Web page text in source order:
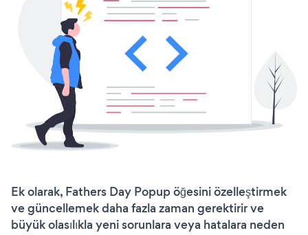
Ek olarak, Fathers Day Popup öğesini özelleştirmek
ve güncellemek daha fazla zaman gerektirir ve
büyük olasılıkla yeni sorunlara veya hatalara neden